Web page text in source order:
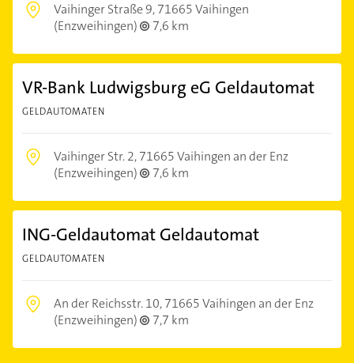
Vaihinger Straße 9,71665 Vaihingen
(Enzweihingen)
7,6 km
VR-Bank Ludwigsburg eG Geldautomat
GELDAUTOMATEN
Vaihinger Str. 2,71665 Vaihingen an der Enz
(Enzweihingen)
7,6 km
ING-Geldautomat Geldautomat
GELDAUTOMATEN
An der Reichsstr. 10,71665 Vaihingen an der Enz
(Enzweihingen)
7,7 km